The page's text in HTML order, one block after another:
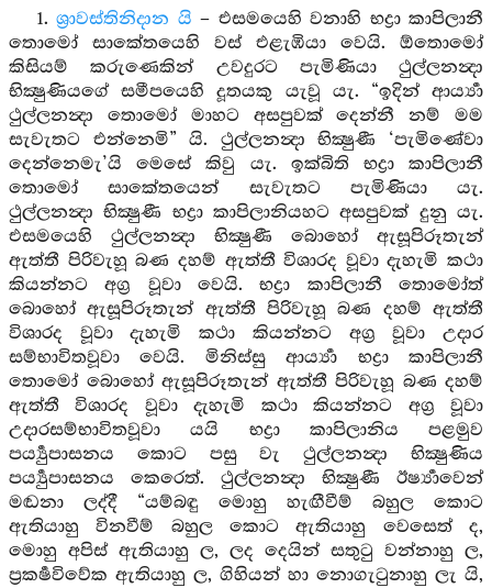
1.ශ්‍රාවස්තිනිදාන යි – එසමයෙහි වනාහි භද්‍රා කාපිලානී
තොමෝ සාකේතයෙහි වස් එළැඹියා වෙයි. ඕතොමෝ
කිසියම් කරුණෙකින් උවදුරට පැමිණියා ථුල්ලනන්‍දා
භික්‍ෂුණියගේ සමීපයෙහි දූතයකු යැවූ යැ. “ඉදින් ආර්‍ය්‍යා
ථුල්ලනන්‍දා තොමෝ මාහට අසපුවක් දෙන්නී නම් මම
සැවැතට එන්නෙමි” යි. ථුල්ලනන්‍දා භික්‍ෂුණී ‘පැමිණේවා
දෙන්නෙමැ’යි මෙසේ කිවු යැ. ඉක්බිති භද්‍රා කාපිලානී
තොමෝ සාකේතයෙන් සැවැතට පැමිණියා යැ.
ථුල්ලනන්‍දා භික්‍ෂුණී භද්‍රා කාපිලානියහට අසපුවක් දුනු යැ.
එසමයෙහි ථුල්ලනන්‍දා භික්‍ෂුණී බොහෝ ඇසූපිරූතැන්
ඇත්තී පිරිවැහූ බණ දහම් ඇත්තී විශාරද වූවා දැහැමි කථා
කියන්නට අග්‍ර වූවා වෙයි. භද්‍රා කාපිලානී තොමෝත්
බොහෝ ඇසූපිරූතැන් ඇත්තී පිරිවැහූ බණ දහම් ඇත්තී
විශාරද වූවා දැහැමි කථා කියන්නට අග්‍ර වූවා උදාර
සම්භාවිතවූවා වෙයි. මිනිස්සු ආර්‍ය්‍යා භද්‍රා කාපිලානී
තොමෝ බොහෝ ඇසූපිරූතැන් ඇත්තී පිරිවැහූ බණ දහම්
ඇත්තී විශාරද වූවා දැහැමි කථා කියන්නට අග්‍ර වූවා
උදාරසම්භාවිතවූවා යයි භද්‍රා කාපිලානිය පළමුව
පර්‍ය්‍යුපාසනය කොට පසු වැ ථුල්ලනන්‍දා භික්‍ෂුණිය
පර්‍ය්‍යුපාසනය කෙරෙත්. ථුල්ලනන්‍දා භික්‍ෂුණී ඊර්‍ෂ්‍යාවෙන්
මඬනා ලද්දී “යම්බඳු මොහු හැඟීවීම් බහුල කොට
ඇතියාහු විනවීම් බහුල කොට ඇතියාහු වෙසෙත් ද,
මොහු අපිස් ඇතියාහු ල, ලද දෙයින් සතුටු වන්නාහු ල,
ප්‍රකර්‍ෂවිවේක ඇතියාහු ල, ගිහියන් හා නොගැටුනාහු ලැ යි,